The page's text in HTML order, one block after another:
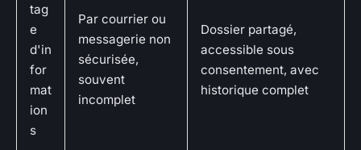
tag
e
d'in
for
mat
ion
s
Par courrier ou
messagerie non
sécurisée,
souvent
incomplet
Dossier partagé,
accessible sous
consentement, avec
historique complet